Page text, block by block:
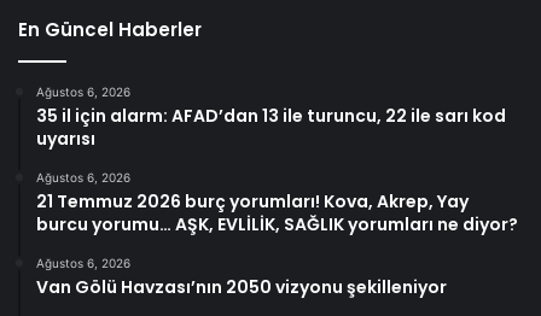
En Güncel Haberler
Ağustos 6, 2026
35 il için alarm: AFAD’dan 13 ile turuncu, 22 ile sarı kod
uyarısı
Ağustos 6, 2026
21 Temmuz 2026 burç yorumları! Kova, Akrep, Yay
burcu yorumu… AŞK, EVLİLİK, SAĞLIK yorumları ne diyor?
Ağustos 6, 2026
Van Gölü Havzası’nın 2050 vizyonu şekilleniyor